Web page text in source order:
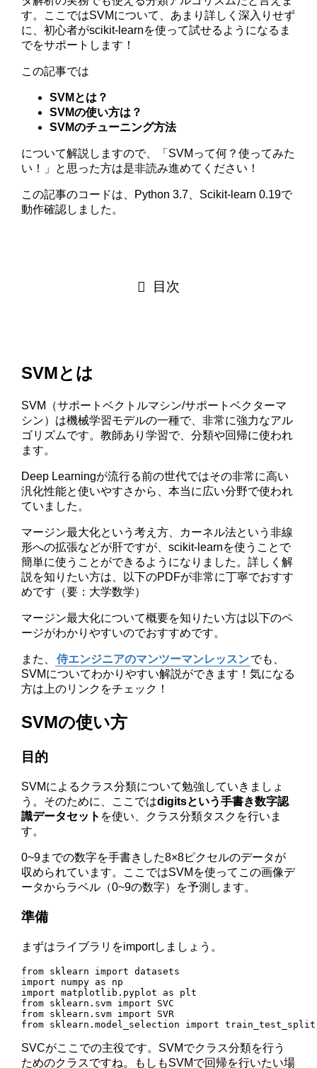
す。ここではSVMについて、あまり詳しく深入りせず
に、初心者がscikit-learnを使って試せるようになるま
でをサポートします！
この記事では
SVMとは？
SVMの使い方は？
SVMのチューニング方法
について解説しますので、「SVMって何？使ってみた
い！」と思った方は是非読み進めてください！
この記事のコードは、Python 3.7、Scikit-learn 0.19で
動作確認しました。
目次
SVMとは
SVM（サポートベクトルマシン/サポートベクターマ
シン）は機械学習モデルの一種で、非常に強力なアル
ゴリズムです。教師あり学習で、分類や回帰に使われ
ます。
Deep Learningが流行る前の世代ではその非常に高い
汎化性能と使いやすさから、本当に広い分野で使われ
ていました。
マージン最大化という考え方、カーネル法という非線
形への拡張などが肝ですが、scikit-learnを使うことで
簡単に使うことができるようになりました。詳しく解
説を知りたい方は、以下のPDFが非常に丁寧でおすす
めです（要：大学数学）
マージン最大化について概要を知りたい方は以下のペ
ージがわかりやすいのでおすすめです。
また、 侍エンジニアのマンツーマンレッスンでも、
SVMについてわかりやすい解説ができます！気になる
方は上のリンクをチェック！
SVMの使い方
目的
SVMによるクラス分類について勉強していきましょ
う。そのために、ここではdigitsという手書き数字認
識データセット を使い、クラス分類タスクを行いま
す。
0~9までの数字を手書きした8×8ピクセルのデータが
収められています。ここではSVMを使ってこの画像デ
ータからラベル（0~9の数字）を予測します。
準備
まずはライブラリをimportしましょう。
from sklearn import datasets
import numpy as np
import matplotlib.pyplot as plt
from sklearn.svm import SVC
from sklearn.svm import SVR
from sklearn.model_selection import
SVCがここでの主役です。SVMでクラス分類を行う
ためのクラスですね。もしもSVMで回帰を行いたい場